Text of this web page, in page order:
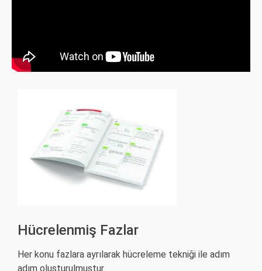
Hücrelenmiş Fazlar
Her konu fazlara ayrılarak hücreleme tekniği ile adım
adım oluşturulmuştur.